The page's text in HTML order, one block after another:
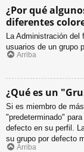
¿Por qué
diferentes
La Administración
usuarios de un grupo
Arriba
¿Qué es un
Si es miembro de
"predeterminado"
defecto en su perfil.
su grupo por defecto
Arriba